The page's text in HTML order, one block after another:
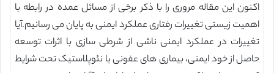
اکنون این مقاله مروری را با ذکر برخی از مسائل عمده در رابطه با
اهمیت زیستی تغییرات رفتاری عملکرد ایمنی به پایان می رسانیم.آیا
تغییرات در عملکرد ایمنی ناشی از شرطی سازی با اثرات توسعه
حاصل از خود ایمنی، بیماری های عفونی یا نئوپلاستیک تحت شرایط